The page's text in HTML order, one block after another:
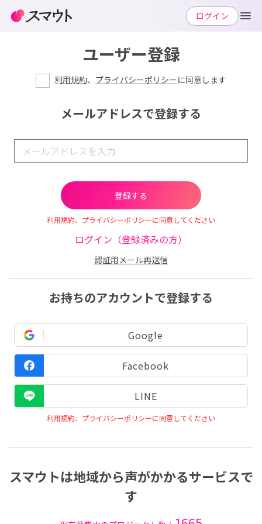
ユーザー登録
利用規約、 プライバシーポリシーに同意します
メールアドレスで登録する
利用規約、プライバシーポリシーに同意してください
ログイン（登録済みの方）
認証用メール再送信
お持ちのアカウントで登録する
Google
Facebook
LINE
利用規約、プライバシーポリシーに同意してください
スマウトは地域から声がかかるサービスで
す
ログイン